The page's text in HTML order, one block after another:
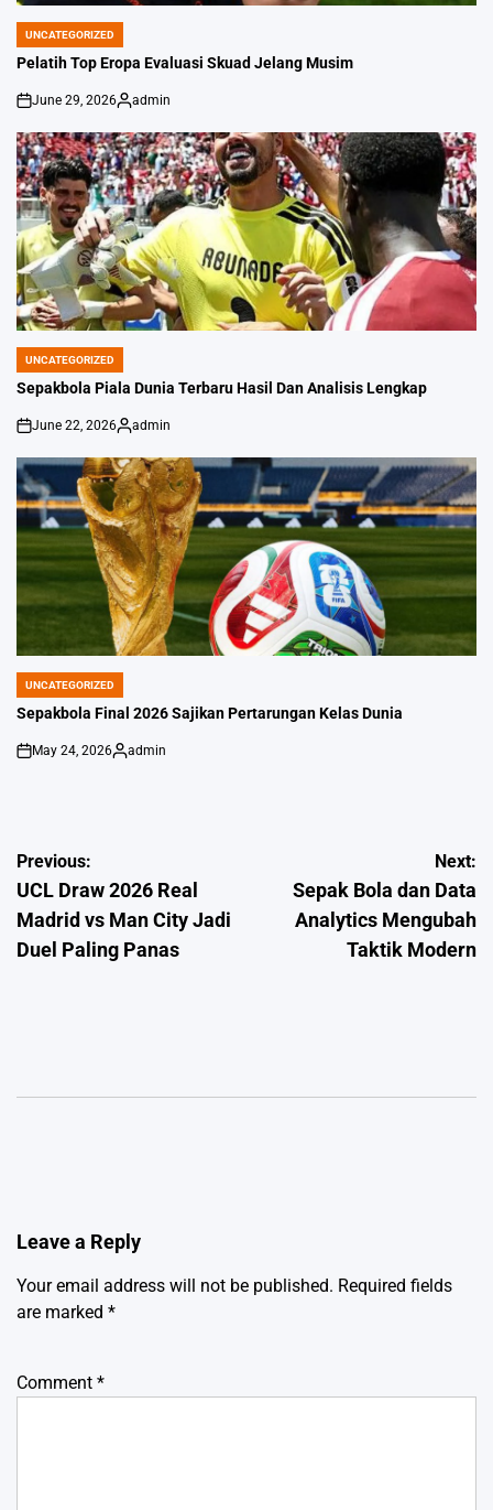
POSTED
IN
UNCATEGORIZED
Pelatih Top Eropa Evaluasi Skuad Jelang Musim
on
June 29, 2026
Posted
by
admin
POSTED
IN
UNCATEGORIZED
Sepakbola Piala Dunia Terbaru Hasil Dan Analisis Lengkap
on
June 22, 2026
Posted
by
admin
POSTED
IN
UNCATEGORIZED
Sepakbola Final 2026 Sajikan Pertarungan Kelas Dunia
on
May 24, 2026
Posted
admin
Post
navigation
Previous:
UCL Draw 2026 Real
Madrid vs Man City Jadi
Duel Paling Panas
Next:
Sepak Bola dan Data
Analytics Mengubah
Taktik Modern
Leave a Reply
Your email address will not be published. Required fields
are marked *
Comment *